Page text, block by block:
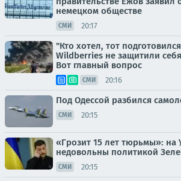
немецком обществе
СМИ 20:17
"Кто хотел, тот
Wildberries не защитили
Вот главный вопрос
СМИ 20:16
Под Одессой разбился
СМИ 20:15
«Грозит 15 лет тюрьмы»: на
недовольны политикой
СМИ 20:15